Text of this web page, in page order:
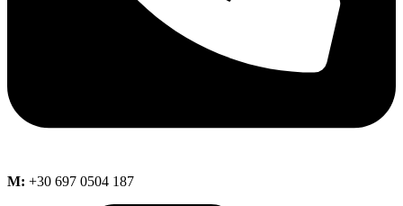
M: +30 697 0504 187